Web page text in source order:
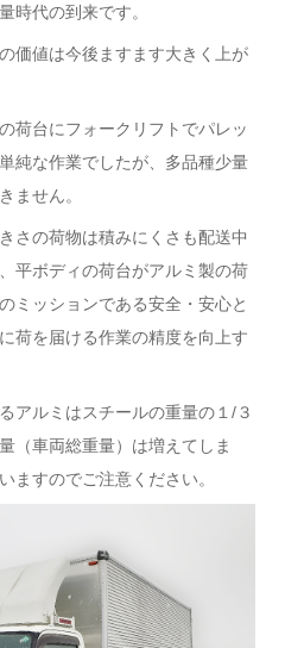
時代の到来です。
価値は今後ますます大きく上が
荷台にフォークリフトでパレッ
純な作業でしたが、多品種少量
ません。
さの荷物は積みにくさも配送中
平ボディの荷台がアルミ製の荷
ミッションである安全・安心と
荷を届ける作業の精度を向上す
アルミはスチールの重量の１/３
（車両総重量）は増えてしま
ますのでご注意ください。